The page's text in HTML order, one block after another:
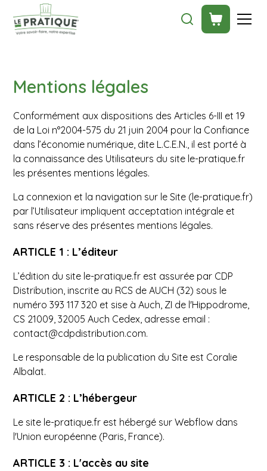
Mentions légales
Conformément aux dispositions des Articles 6-III et 19
de la Loi n°2004-575 du 21 juin 2004 pour la Confiance
dans l’économie numérique, dite L.C.E.N., il est porté à
la connaissance des Utilisateurs du site le-pratique.fr
les présentes mentions légales.
La connexion et la navigation sur le Site (le-pratique.fr)
par l’Utilisateur impliquent acceptation intégrale et
sans réserve des présentes mentions légales.
ARTICLE 1 : L’éditeur
L’édition du site le-pratique.fr est assurée par CDP
Distribution, inscrite au RCS de AUCH (32) sous le
numéro 393 117 320 et sise à Auch, ZI de l'Hippodrome,
CS 21009, 32005 Auch Cedex, adresse email :
contact@cdpdistribution.com.
Le responsable de la publication du Site est Coralie
Albalat.
ARTICLE 2 : L’hébergeur
Le site le-pratique.fr est hébergé sur Webflow dans
l'Union européenne (Paris, France).
ARTICLE 3 : L'accès au site